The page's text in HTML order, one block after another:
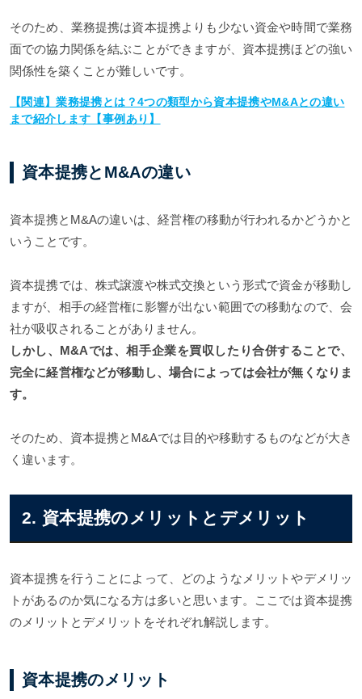
そのため、業務提携は資本提携よりも少ない資金や時間で業務
面での協力関係を結ぶことができますが、資本提携ほどの強い
関係性を築くことが難しいです。
【関連】業務提携とは？4つの類型から資本提携やM&Aとの違い
まで紹介します【事例あり】
資本提携とM&Aの違い
資本提携とM&Aの違いは、経営権の移動が行われるかどうかと
いうことです。
資本提携では、株式譲渡や株式交換という形式で資金が移動し
ますが、相手の経営権に影響が出ない範囲での移動なので、会
社が吸収されることがありません。
しかし、M&Aでは、相手企業を買収したり合併することで、
完全に経営権などが移動し、場合によっては会社が無くなりま
す。
そのため、資本提携とM&Aでは目的や移動するものなどが大き
く違います。
2. 資本提携のメリットとデメリット
資本提携を行うことによって、どのようなメリットやデメリッ
トがあるのか気になる方は多いと思います。ここでは資本提携
のメリットとデメリットをそれぞれ解説します。
資本提携のメリット